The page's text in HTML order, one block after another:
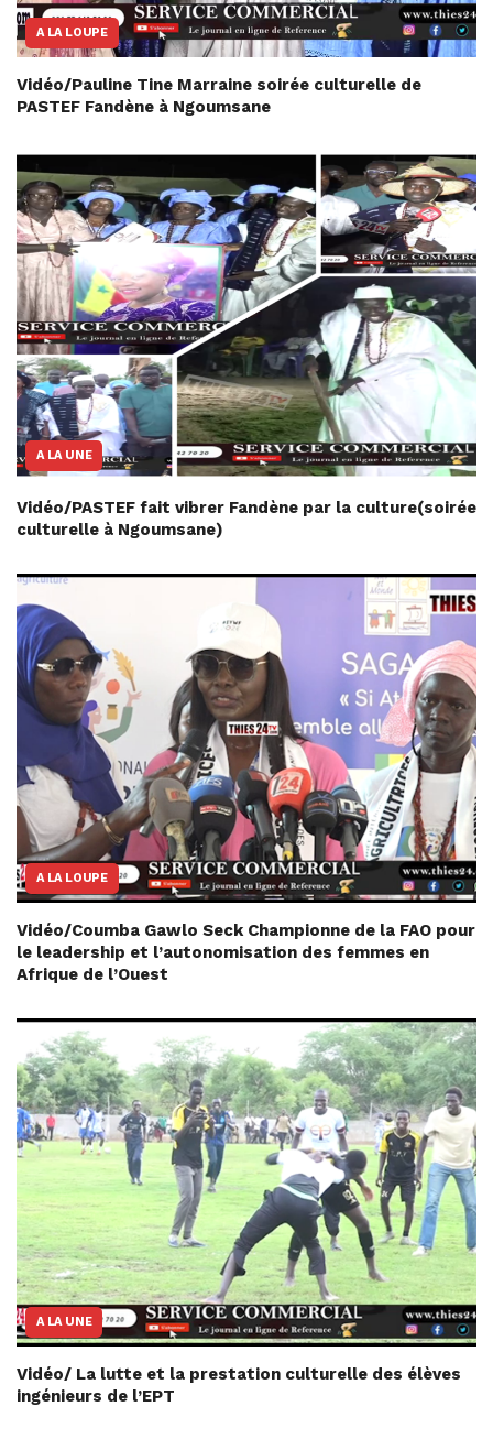
A LA LOUPE
Vidéo/Pauline Tine Marraine soirée culturelle de
PASTEF Fandène à Ngoumsane
A LA UNE
Vidéo/PASTEF fait vibrer Fandène par la culture(soirée
culturelle à Ngoumsane)
A LA LOUPE
Vidéo/Coumba Gawlo Seck Championne de la FAO pour
le leadership et l’autonomisation des femmes en
Afrique de l’Ouest
A LA UNE
Vidéo/ La lutte et la prestation culturelle des élèves
ingénieurs de l’EPT